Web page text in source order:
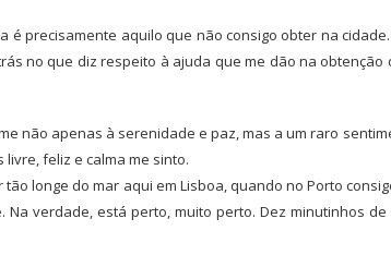
é precisamente aquilo que não consigo obter na
no que diz respeito à ajuda que me dão na obtenção
não apenas à serenidade e paz, mas a um raro
feliz e calma me sinto.
longe do mar aqui em Lisboa, quando no Porto
Na verdade, está perto, muito perto. Dez minutinhos